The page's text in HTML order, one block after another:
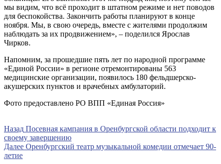
мы видим, что всё проходит в штатном режиме и нет поводов
для беспокойства. Закончить работы планируют в конце
ноября. Мы, в свою очередь, вместе с жителями продолжим
наблюдать за их продвижением», – поделился Ярослав
Чирков.
Напомним, за прошедшие пять лет по народной программе
«Единой России» в регионе отремонтированы 563
медицинские организации, появилось 180 фельдшерско-
акушерских пунктов и врачебных амбулаторий.
Фото предоставлено РО ВПП «Единая Россия»
Навигация
по
записям
Назад Предыдущая
запись
Посевная кампания в Оренбургской области подходит к
своему завершению
Далее Следующая
Оренбургский театр музыкальной комедии отмечает 90-
летие